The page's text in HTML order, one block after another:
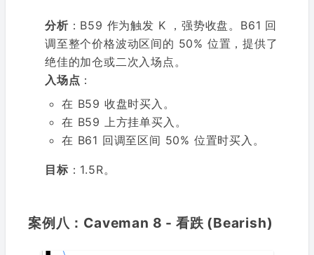
分析：B59 作为触发 K ，强势收盘。B61 回
调至整个价格波动区间的 50% 位置，提供了
绝佳的加仓或二次入场点。
入场点 ：
在 B59 收盘时买入。
在 B59 上方挂单买入。
在 B61 回调至区间 50% 位置时买入。
目标 ：1.5R。
案例八：Caveman 8 - 看跌 (Bearish)